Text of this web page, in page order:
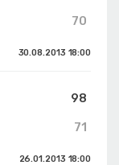
70
30.08.2013 18:00
98
71
26.01.2013 18:00